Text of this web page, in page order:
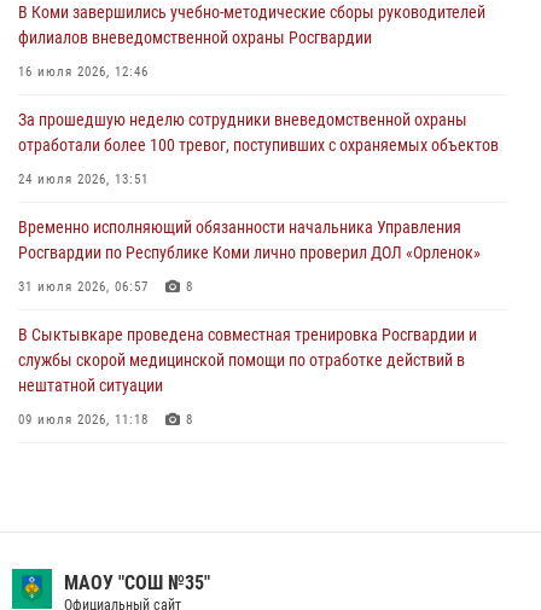
31 июля 2026, 10:55
Временно исполняющий обязанности начальника Управления
31 июля 2026, 06:57 8
В Усинске росгвардейцы оперативно отработали план «Квартал»
В Санкт-Петербурге прошел окружной этап ежегодного
Всероссийского конкурса профессионального мастерства среди
28 июля 2026, 15:09 12
В Коми завершились учебно-методические сборы руководителей
филиалов вневедомственной охраны Росгвардии
16 июля 2026, 12:46
За прошедшую неделю сотрудники вневедомственной охраны
отработали более 100 тревог, поступивших с охраняемых объектов
24 июля 2026, 13:51
Временно исполняющий обязанности начальника Управления
Росгвардии по Республике Коми лично проверил ДОЛ «Орленок»
31 июля 2026, 06:57 8
В Сыктывкаре проведена совместная тренировка Росгвардии и
службы скорой медицинской помощи по отработке действий в
нештатной ситуации
09 июля 2026, 11:18 8
В Коми росгвардейцы поздравили с юбилеем директора филиала
ВГТРК «Коми Гор» Юлию Чубову
МАОУ "СОШ №35"
Официальный сайт